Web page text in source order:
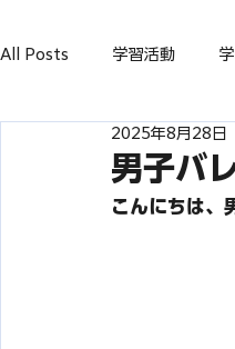
All Posts 学習活動
男子バ
2025年8月28日
こんにちは、